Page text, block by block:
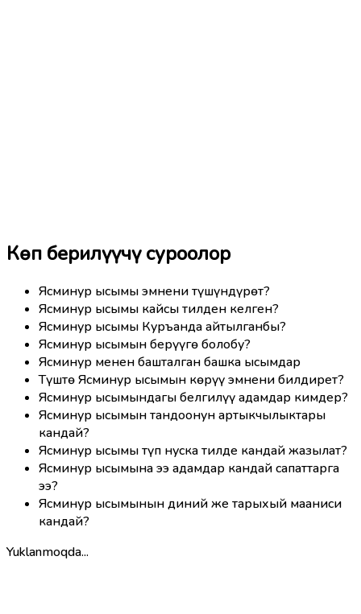
Көп берилүүчү суроолор
Ясминур ысымы эмнени түшүндүрөт?
Ясминур ысымы кайсы тилден келген?
Ясминур ысымы Куръанда айтылганбы?
Ясминур ысымын берүүгө болобу?
Ясминур менен башталган башка ысымдар
Түштө Ясминур ысымын көрүү эмнени билдирет?
Ясминур ысымындагы белгилүү адамдар кимдер?
Ясминур ысымын тандоонун артыкчылыктары
кандай?
Ясминур ысымы түп нуска тилде кандай жазылат?
Ясминур ысымына ээ адамдар кандай сапаттарга
ээ?
Ясминур ысымынын диний же тарыхый мааниси
кандай?
Yuklanmoqda...